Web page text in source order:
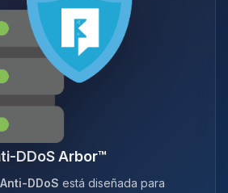
DDoS Arbor™
DDoS está diseñada para